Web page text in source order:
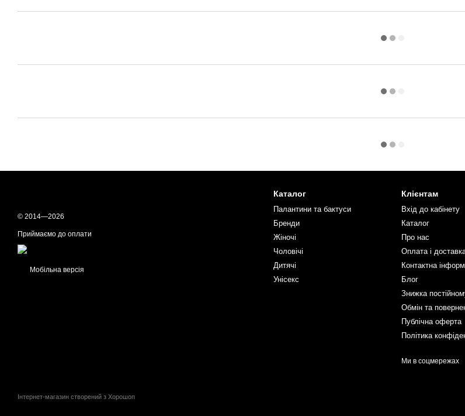
© 2014—2026
Приймаємо до оплати
Мобільна версія
Інтернет-магазин створений з Хорошоп
Каталог
Палантини та бактуси
Бренди
Жіночі
Чоловічі
Дитячі
Унісекс
Клієнтам
Вхід до кабінету
Каталог
Про нас
Оплата і
Контактна
Блoг
Знижка
Обмін та
Публічна оферта
Політика
Ми в соцмережах